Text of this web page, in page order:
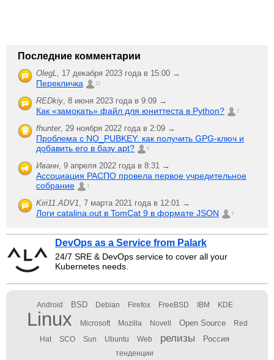
Последние комментарии
OlegL, 17 декабря 2023 года в 15:00 →
Перекличка 21
REDkiy, 8 июня 2023 года в 9:09 →
Как «замокать» файл для юниттеста в Python? 2
fhunter, 29 ноября 2022 года в 2:09 →
Проблема с NO_PUBKEY: как получить GPG-ключ и
добавить его в базу apt?
6
Иванн, 9 апреля 2022 года в 8:31 →
Ассоциация РАСПО провела первое учредительное
собрание
1
Kiri11.ADV1, 7 марта 2021 года в 12:01 →
Логи catalina.out в TomCat 9 в формате JSON 1
DevOps as a Service from Palark
24/7 SRE & DevOps service to cover all your
Kubernetes needs.
Android BSD Debian Firefox FreeBSD IBM KDE
Linux Microsoft Mozilla Novell Open Source Red
Hat SCO Sun Ubuntu Web релизы Россия
тенденции